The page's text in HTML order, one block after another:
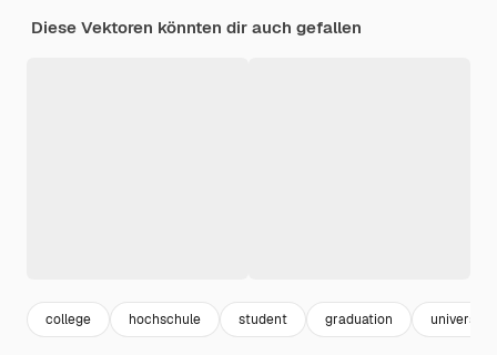
Diese Vektoren könnten dir auch gefallen
college hochschule student graduation universität